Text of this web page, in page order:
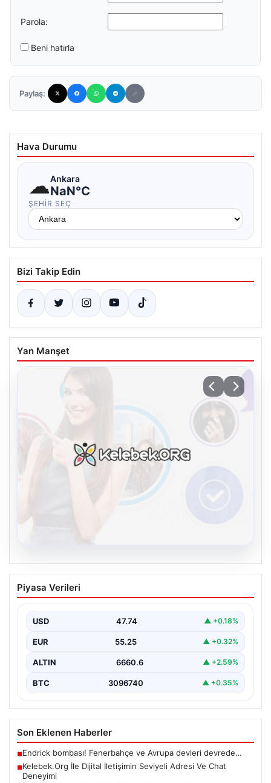
Parola:
Beni hatırla
Paylaş:
Hava Durumu
☁Ankara
NaN°C
ŞEHIR SEÇ
Bizi Takip Edin
Yan Manşet
Kelebek.Org İle Dijital İletişimin Seviyeli
Adresi Ve Chat Deneyimi
iletişim oluşturması ciddi bir değer barındırmaktadır.
Halen birçok…
Piyasa Verileri
USD 47.74 ▲ +0.18%
EUR 55.25 ▲ +0.32%
ALTIN 6660.6 ▲ +2.59%
BTC 3096740 ▲ +0.35%
Son Eklenen Haberler
■Endrick bombası! Fenerbahçe ve Avrupa devleri devrede…
■Kelebek.Org İle Dijital İletişimin Seviyeli Adresi Ve Chat
Deneyimi